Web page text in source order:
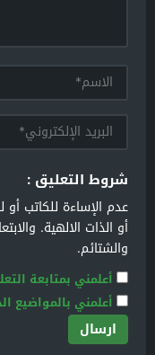
شروط التعليق :
عدم الإساءة للكاتب
أو الذات الالهية.
والشتائم.
أعلمني بمتابعة
أعلمني بالمواضيع